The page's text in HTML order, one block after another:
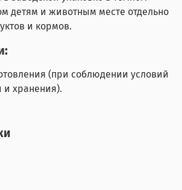
детям и животным месте отдельно
и кормов.
(при соблюдении условий
и хранения).